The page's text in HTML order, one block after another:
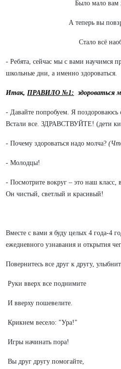
Было мало вам
А теперь вы
Стало всё
- Ребята, сейчас мы с вами научимся
школьные дни, а именно здороваться.
Итак, ПРАВИЛО №1: здороваться
- Давайте попробуем. Я поздороваюсь
Встали все. ЗДРАВСТВУЙТЕ! (дети
- Почему здороваться надо молча?
- Молодцы!
- Посмотрите вокруг – это наш класс,
Он чистый, светлый и красивый!
Вместе с вами я буду целых 4 года-4
ежедневного узнавания и открытия
Повернитесь все друг к другу,
Руки вверх все поднимите
И вверху пошевелите.
Крикнем весело: "Ура!"
Игры начинать пора!
Вы друг другу помогайте,